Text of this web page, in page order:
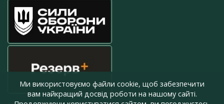
Ми використовуємо файли cookie, щоб забезпечити
вам найкращий досвід роботи на нашому сайті.